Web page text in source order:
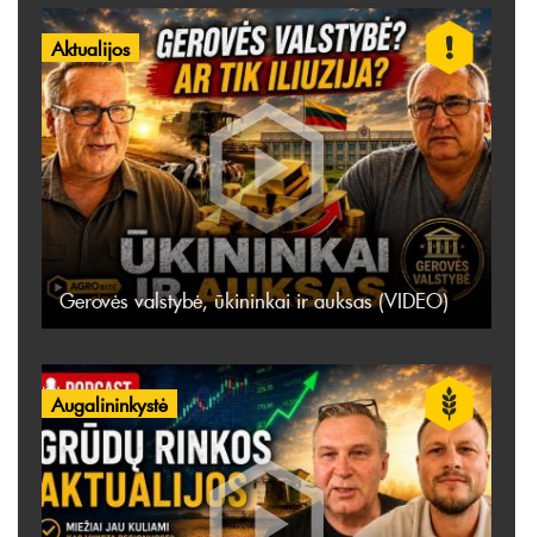
Aktualijos
Gerovės valstybė, ūkininkai ir auksas (VIDEO)
Augalininkystė